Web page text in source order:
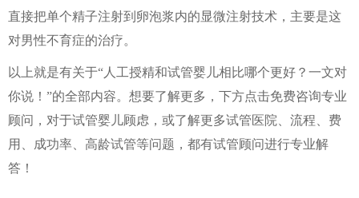
直接把单个精子注射到卵泡浆内的显微注射技术，主要是这
对男性不育症的治疗。
以上就是有关于“人工授精和试管婴儿相比哪个更好？一文对
你说！”的全部内容。想要了解更多，下方点击免费咨询专业
顾问，对于试管婴儿顾虑，或了解更多试管医院、流程、费
用、成功率、高龄试管等问题，都有试管顾问进行专业解
答！